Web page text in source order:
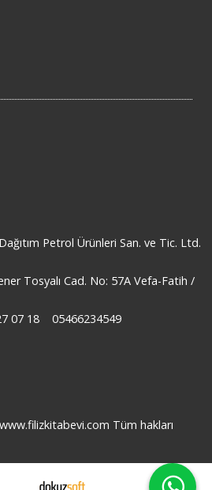
Petrol Ürünleri San. ve Tic. Ltd.
Tosyalı Cad. No: 57A Vefa-Fatih /
07 18 05466234549
Tüm hakları